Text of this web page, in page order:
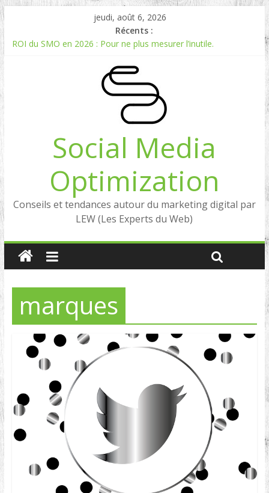
jeudi, août 6, 2026
Récents :
ROI du SMO en 2026 : Pour ne plus mesurer l’inutile.
Experts en Social Listening en France : qui sont les références
Reddit, la brique manquante entre Social Intelligence et AIO
Comment votre e-réputation dépend du social listening et des
Social Media
Optimization
Conseils et tendances autour du marketing digital par
LEW (Les Experts du Web)
marques